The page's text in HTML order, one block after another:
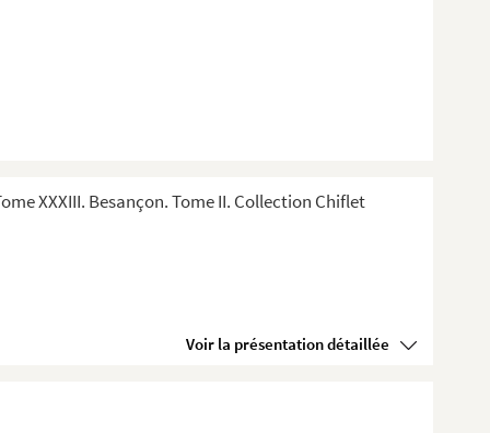
XXXIII. Besançon. Tome II. Collection Chiflet
Voir la présentation détaillée